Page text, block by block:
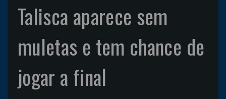
Talisca aparece sem
muletas e tem chance de
jogar a final